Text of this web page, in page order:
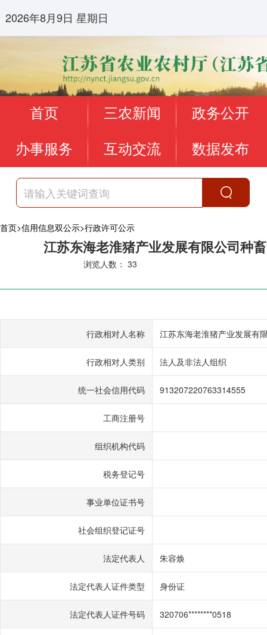
2026年8月9日 星期日
首页 三农新闻 政务公开
办事服务 互动交流 数据发布
首页>信用信息双公示>行政许可公示
江苏东海老淮猪产业发展有限公司种
浏览人数： 33
行政相对人名称 江苏东海老淮猪产业发展有
行政相对人类别 法人及非法人组织
统一社会信用代码 913207220763314555
工商注册号
组织机构代码
税务登记号
事业单位证书号
社会组织登记证号
法定代表人 朱容焕
法定代表人证件类型 身份证
法定代表人证件号码 320706********0518